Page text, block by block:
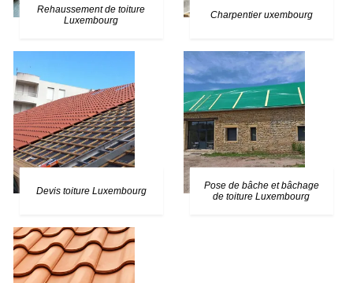
Rehaussement de toiture
Luxembourg
Charpentier uxembourg
Devis toiture Luxembourg
Pose de bâche et bâchage
de toiture Luxembourg